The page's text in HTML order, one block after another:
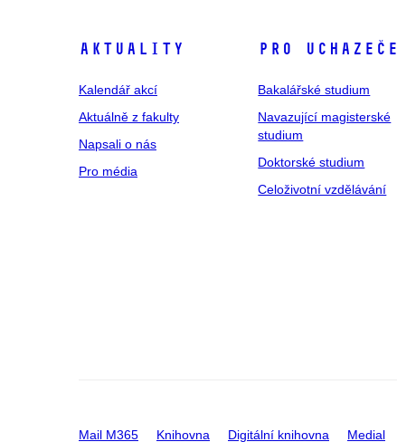
Aktuality
Kalendář akcí
Aktuálně z fakulty
Napsali o nás
Pro média
Pro uchazeče
Bakalářské studium
Navazující magisterské
studium
Doktorské studium
Celoživotní vzdělávání
Mail M365 Knihovna Digitální knihovna Medial